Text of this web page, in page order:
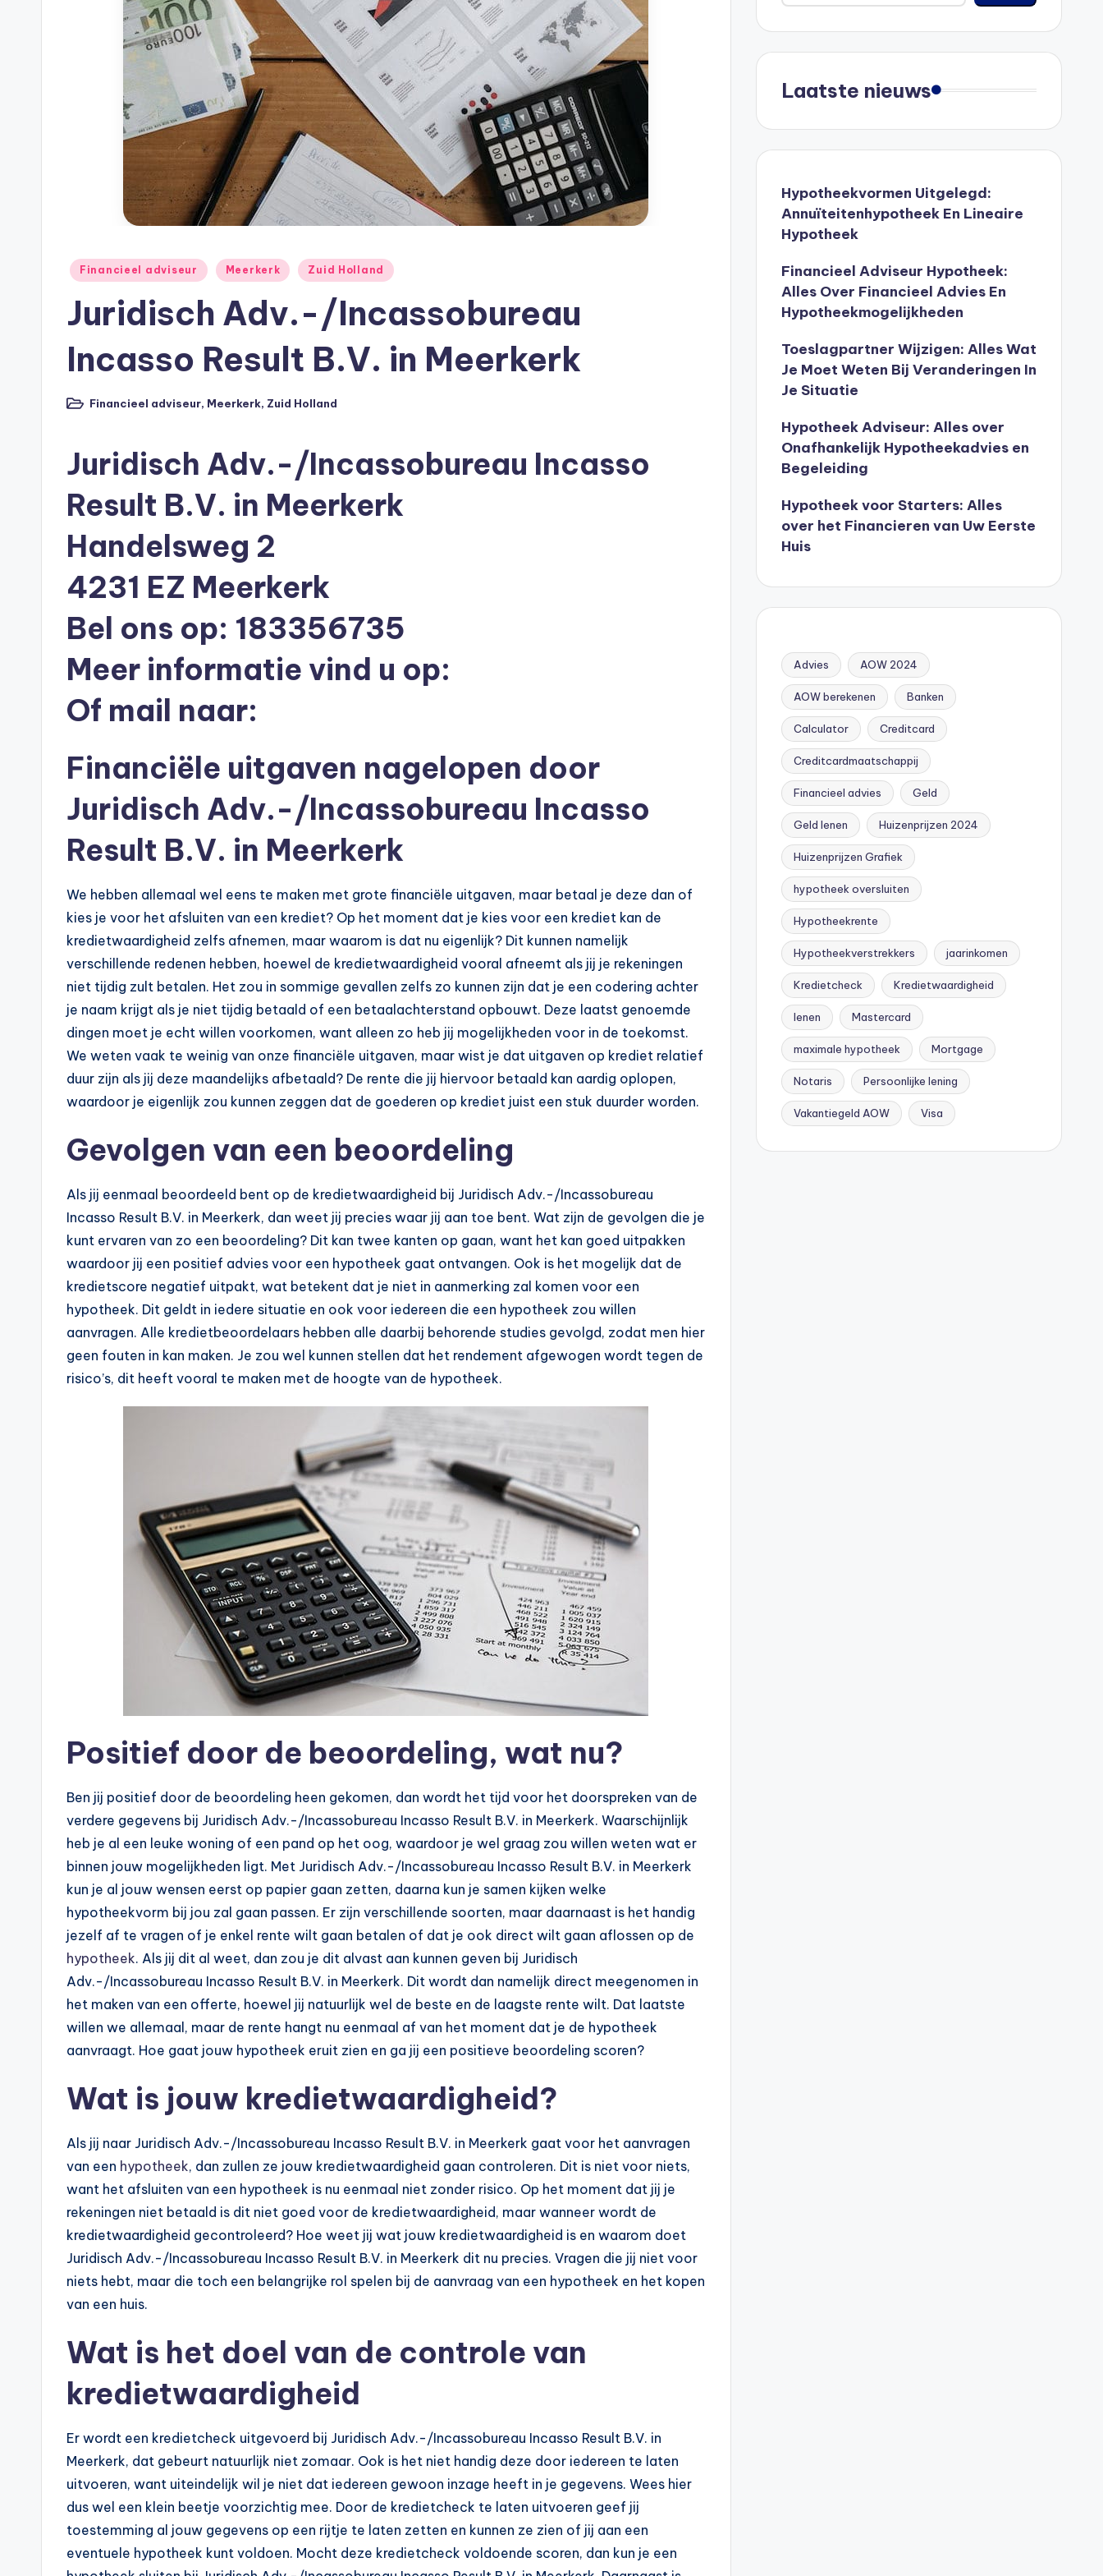
O
Geplaatst
Financieel adviseur Meerkerk Zuid Holland
Juridisch Adv.-/Incassobureau
Incasso Result B.V. in Meerkerk
Geplaatst
Financieel adviseur, Meerkerk, Zuid Holland
Juridisch Adv.-/Incassobureau Incasso
Result B.V. in Meerkerk
Handelsweg 2
4231 EZ Meerkerk
Bel ons op: 183356735
Meer informatie vind u op:
Of mail naar:
Financiële uitgaven nagelopen door
Juridisch Adv.-/Incassobureau Incasso
Result B.V. in Meerkerk
We hebben allemaal wel eens te maken met grote financiële uitgaven, maar betaal je deze dan of
kies je voor het afsluiten van een krediet? Op het moment dat je kies voor een krediet kan de
kredietwaardigheid zelfs afnemen, maar waarom is dat nu eigenlijk? Dit kunnen namelijk
verschillende redenen hebben, hoewel de kredietwaardigheid vooral afneemt als jij je rekeningen
niet tijdig zult betalen. Het zou in sommige gevallen zelfs zo kunnen zijn dat je een codering achter
je naam krijgt als je niet tijdig betaald of een betaalachterstand opbouwt. Deze laatst genoemde
dingen moet je echt willen voorkomen, want alleen zo heb jij mogelijkheden voor in de toekomst.
We weten vaak te weinig van onze financiële uitgaven, maar wist je dat uitgaven op krediet relatief
duur zijn als jij deze maandelijks afbetaald? De rente die jij hiervoor betaald kan aardig oplopen,
waardoor je eigenlijk zou kunnen zeggen dat de goederen op krediet juist een stuk duurder worden.
Gevolgen van een beoordeling
Als jij eenmaal beoordeeld bent op de kredietwaardigheid bij Juridisch Adv.-/Incassobureau
Incasso Result B.V. in Meerkerk, dan weet jij precies waar jij aan toe bent. Wat zijn de gevolgen die je
kunt ervaren van zo een beoordeling? Dit kan twee kanten op gaan, want het kan goed uitpakken
waardoor jij een positief advies voor een hypotheek gaat ontvangen. Ook is het mogelijk dat de
kredietscore negatief uitpakt, wat betekent dat je niet in aanmerking zal komen voor een
hypotheek. Dit geldt in iedere situatie en ook voor iedereen die een hypotheek zou willen
aanvragen. Alle kredietbeoordelaars hebben alle daarbij behorende studies gevolgd, zodat men hier
geen fouten in kan maken. Je zou wel kunnen stellen dat het rendement afgewogen wordt tegen de
risico’s, dit heeft vooral te maken met de hoogte van de hypotheek.
Positief door de beoordeling, wat nu?
Ben jij positief door de beoordeling heen gekomen, dan wordt het tijd voor het doorspreken van de
verdere gegevens bij Juridisch Adv.-/Incassobureau Incasso Result B.V. in Meerkerk. Waarschijnlijk
heb je al een leuke woning of een pand op het oog, waardoor je wel graag zou willen weten wat er
binnen jouw mogelijkheden ligt. Met Juridisch Adv.-/Incassobureau Incasso Result B.V. in Meerkerk
kun je al jouw wensen eerst op papier gaan zetten, daarna kun je samen kijken welke
hypotheekvorm bij jou zal gaan passen. Er zijn verschillende soorten, maar daarnaast is het handig
jezelf af te vragen of je enkel rente wilt gaan betalen of dat je ook direct wilt gaan aflossen op de
hypotheek. Als jij dit al weet, dan zou je dit alvast aan kunnen geven bij Juridisch
Adv.-/Incassobureau Incasso Result B.V. in Meerkerk. Dit wordt dan namelijk direct meegenomen in
het maken van een offerte, hoewel jij natuurlijk wel de beste en de laagste rente wilt. Dat laatste
willen we allemaal, maar de rente hangt nu eenmaal af van het moment dat je de hypotheek
aanvraagt. Hoe gaat jouw hypotheek eruit zien en ga jij een positieve beoordeling scoren?
Wat is jouw kredietwaardigheid?
Als jij naar Juridisch Adv.-/Incassobureau Incasso Result B.V. in Meerkerk gaat voor het aanvragen
van een hypotheek, dan zullen ze jouw kredietwaardigheid gaan controleren. Dit is niet voor niets,
want het afsluiten van een hypotheek is nu eenmaal niet zonder risico. Op het moment dat jij je
rekeningen niet betaald is dit niet goed voor de kredietwaardigheid, maar wanneer wordt de
kredietwaardigheid gecontroleerd? Hoe weet jij wat jouw kredietwaardigheid is en waarom doet
Juridisch Adv.-/Incassobureau Incasso Result B.V. in Meerkerk dit nu precies. Vragen die jij niet voor
niets hebt, maar die toch een belangrijke rol spelen bij de aanvraag van een hypotheek en het kopen
van een huis.
Wat is het doel van de controle van
kredietwaardigheid
Er wordt een kredietcheck uitgevoerd bij Juridisch Adv.-/Incassobureau Incasso Result B.V. in
Meerkerk, dat gebeurt natuurlijk niet zomaar. Ook is het niet handig deze door iedereen te laten
uitvoeren, want uiteindelijk wil je niet dat iedereen gewoon inzage heeft in je gegevens. Wees hier
dus wel een klein beetje voorzichtig mee. Door de kredietcheck te laten uitvoeren geef jij
toestemming al jouw gegevens op een rijtje te laten zetten en kunnen ze zien of jij aan een
eventuele hypotheek kunt voldoen. Mocht deze kredietcheck voldoende scoren, dan kun je een
Laatste nieuws
Hypotheekvormen Uitgelegd:
Annuïteitenhypotheek En Lineaire
Hypotheek
Financieel Adviseur Hypotheek:
Alles Over Financieel Advies En
Hypotheekmogelijkheden
Toeslagpartner Wijzigen: Alles Wat
Je Moet Weten Bij Veranderingen In
Je Situatie
Hypotheek Adviseur: Alles over
Onafhankelijk Hypotheekadvies en
Begeleiding
Hypotheek voor Starters: Alles
over het Financieren van Uw Eerste
Huis
Advies AOW 2024
AOW berekenen Banken
Calculator Creditcard
Creditcardmaatschappij
Financieel advies Geld
Geld lenen Huizenprijzen 2024
Huizenprijzen Grafiek
hypotheek oversluiten
Hypotheekrente
Hypotheekverstrekkers jaarinkomen
Kredietcheck Kredietwaardigheid
lenen Mastercard
maximale hypotheek Mortgage
Notaris Persoonlijke lening
Vakantiegeld AOW Visa